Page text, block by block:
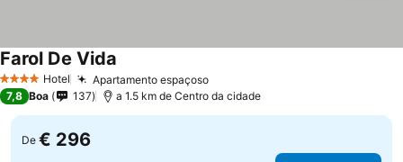
4 EstrelasHotel Apartamento espaçoso
Farol De Vida
7,8 Boa 137 a 1.5 km de Centro da cidade
De € 296